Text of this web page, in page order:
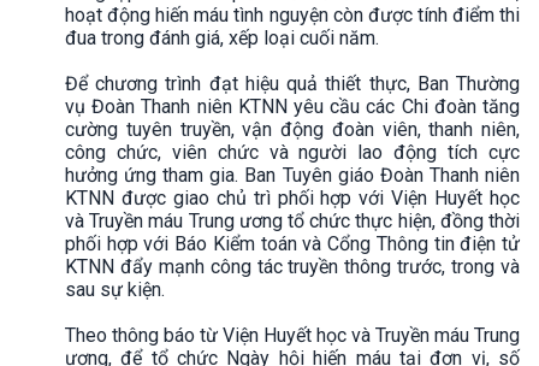
hoạt động hiến máu tình nguyện còn được tính điểm thi
đua trong đánh giá, xếp loại cuối năm.
Để chương trình đạt hiệu quả thiết thực, Ban Thường
vụ Đoàn Thanh niên KTNN yêu cầu các Chi đoàn tăng
cường tuyên truyền, vận động đoàn viên, thanh niên,
công chức, viên chức và người lao động tích cực
hưởng ứng tham gia. Ban Tuyên giáo Đoàn Thanh niên
KTNN được giao chủ trì phối hợp với Viện Huyết học
và Truyền máu Trung ương tổ chức thực hiện, đồng thời
phối hợp với Báo Kiểm toán và Cổng Thông tin điện tử
KTNN đẩy mạnh công tác truyền thông trước, trong và
sau sự kiện.
Theo thông báo từ Viện Huyết học và Truyền máu Trung
ương, để tổ chức Ngày hội hiến máu tại đơn vị, số